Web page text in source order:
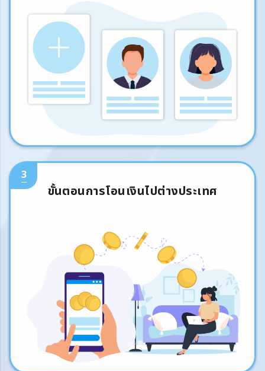
3
ขั้นตอนการโอนเงินไปต่างประเทศ